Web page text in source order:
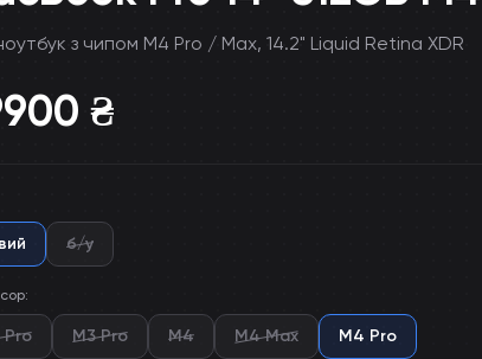
з чипом M4 Pro / Max, 14.2" Liquid Retina XDR
₴
б/у
:
Pro M3 Pro M4 M4 Max M4 Pro